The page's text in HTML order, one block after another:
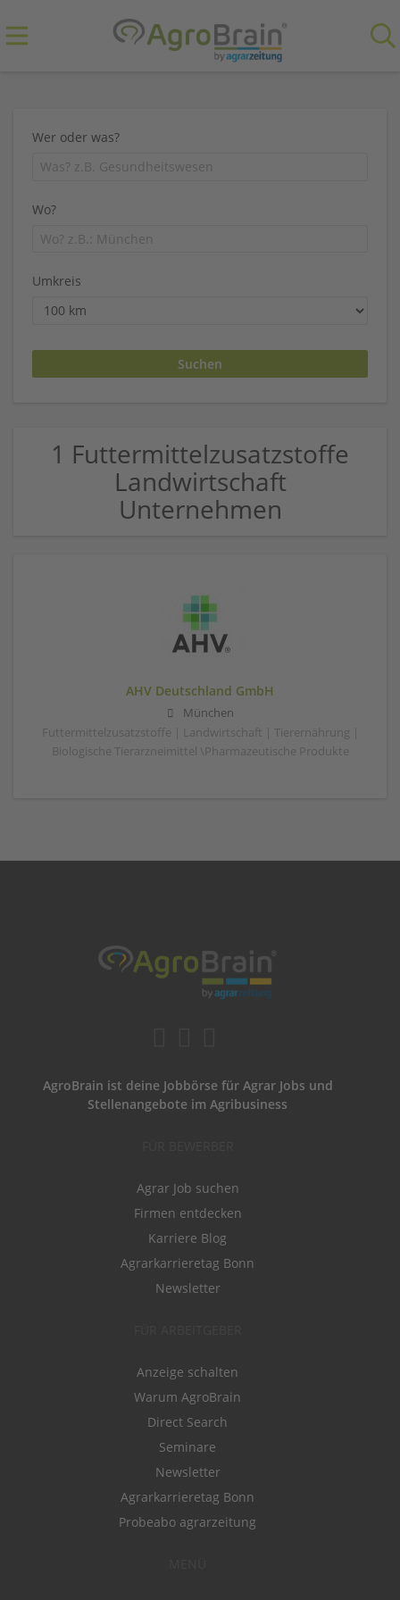
Wer oder was?
Wo?
Umkreis
1 Futtermittelzusatzstoffe
Landwirtschaft
Unternehmen
AHV Deutschland GmbH
München
Futtermittelzusatzstoffe | Landwirtschaft | Tierernährung |
Biologische Tierarzneimittel \Pharmazeutische Produkte
AgroBrain ist deine Jobbörse für Agrar Jobs und
Stellenangebote im Agribusiness
Agrar Job suchen
Firmen entdecken
Karriere Blog
Agrarkarrieretag Bonn
Newsletter
Anzeige schalten
Warum AgroBrain
Direct Search
Seminare
Newsletter
Agrarkarrieretag Bonn
Probeabo agrarzeitung